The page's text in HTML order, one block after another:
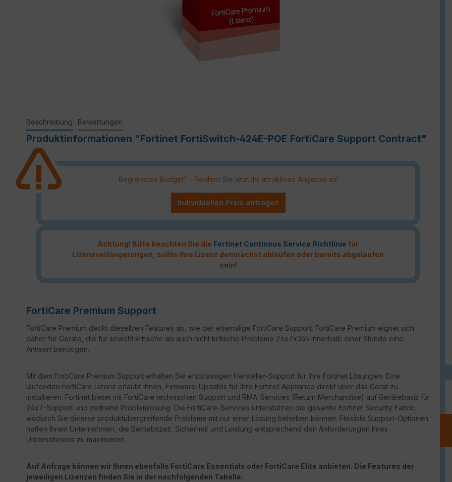
Beschreibung Bewertungen
Produktinformationen "Fortinet FortiSwitch-424E-POE FortiCare Support Contract"
Begrenztes Budget? - Fordern Sie jetzt Ihr attraktives Angebot an!
Individuellen Preis anfragen
Achtung! Bitte beachten Sie die Fortinet Continous Service Richtlinie für
Lizenzverlängerungen, sollte Ihre Lizenz demnächst ablaufen oder bereits abgelaufen
sein!
FortiCare Premium Support
FortiCare Premium deckt dieselben Features ab, wie der ehemalige FortiCare Support. FortiCare Premium eignet sich
daher für Geräte, die für sowohl kritische als auch nicht kritische Probleme 24x7x365 innerhalb einer Stunde eine
Antwort benötigen.
Mit dem FortiCare Premium Support erhalten Sie erstklassigen Hersteller-Support für Ihre Fortinet Lösungen. Eine
laufenden FortiCare Lizenz erlaubt Ihnen, Firmware-Updates für Ihre Fortinet Appliance direkt über das Gerät zu
installieren. Fortinet bietet mit FortiCare technischen Support und RMA-Services (Return Merchandise) auf Gerätebasis für
24x7-Support und zeitnahe Problemlösung. Die FortiCare-Services unterstützen die gesamte Fortinet Security Fabric,
wodurch Sie diverse produktübergreifende Probleme mit nur einer Lösung beheben können. Flexible Support-Optionen
helfen Ihrem Unternehmen, die Betriebszeit, Sicherheit und Leistung entsprechend den Anforderungen Ihres
Unternehmens zu maximieren.
Auf Anfrage können wir Ihnen ebenfalls FortiCare Essentials oder FortiCare Elite anbieten. Die Features der
jeweiligen Lizenzen finden Sie in der nachfolgenden Tabelle.